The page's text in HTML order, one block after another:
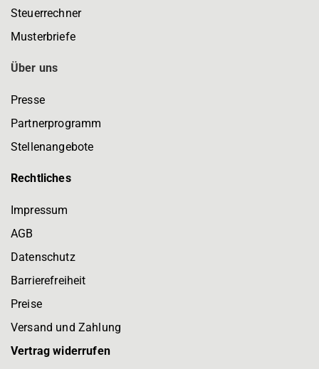
Steuerrechner
Musterbriefe
Über uns
Presse
Partnerprogramm
Stellenangebote
Rechtliches
Impressum
AGB
Datenschutz
Barrierefreiheit
Preise
Versand und Zahlung
Vertrag widerrufen